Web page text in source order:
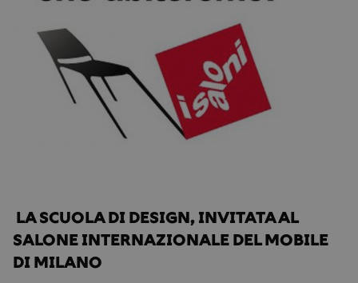
LA SCUOLA DI DESIGN, INVITATA AL
SALONE INTERNAZIONALE DEL MOBILE
DI MILANO